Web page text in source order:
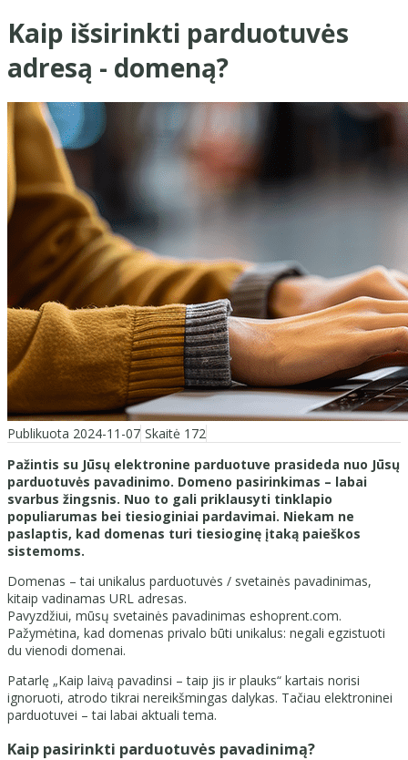
Kaip išsirinkti parduotuvės
adresą - domeną?
Publikuota 2024-11-07 Skaitė 172
Pažintis su Jūsų elektronine parduotuve prasideda nuo Jūsų
parduotuvės pavadinimo. Domeno pasirinkimas – labai
svarbus žingsnis. Nuo to gali priklausyti tinklapio
populiarumas bei tiesioginiai pardavimai. Niekam ne
paslaptis, kad domenas turi tiesioginę įtaką paieškos
sistemoms.
Domenas – tai unikalus parduotuvės / svetainės pavadinimas,
kitaip vadinamas URL adresas.
Pavyzdžiui, mūsų svetainės pavadinimas eshoprent.com.
Pažymėtina, kad domenas privalo būti unikalus: negali egzistuoti
du vienodi domenai.
Patarlę „Kaip laivą pavadinsi – taip jis ir plauks“ kartais norisi
ignoruoti, atrodo tikrai nereikšmingas dalykas. Tačiau elektroninei
parduotuvei – tai labai aktuali tema.
Kaip pasirinkti parduotuvės pavadinimą?